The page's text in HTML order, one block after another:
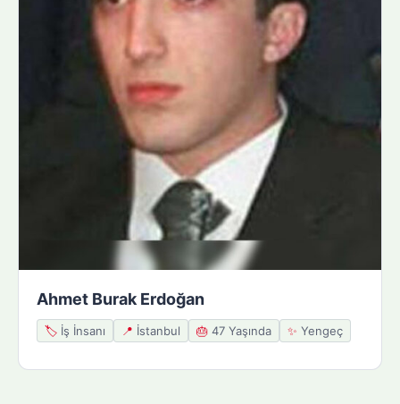
Ahmet Burak Erdoğan
🏷️ İş İnsanı 📍 İstanbul 🎂 47 Yaşında ✨ Yengeç